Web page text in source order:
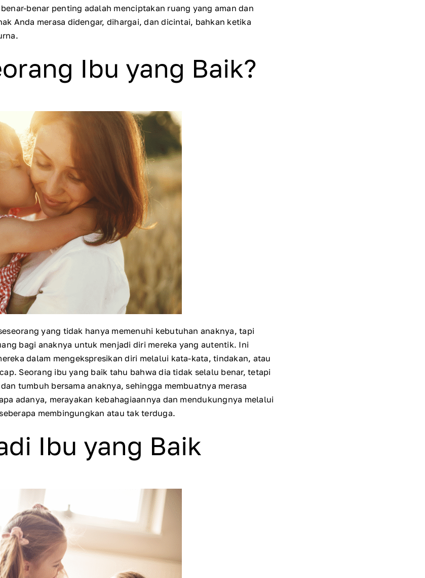
benar penting adalah menciptakan ruang yang aman dan
Anda merasa didengar, dihargai, dan dicintai, bahkan ketika
Ibu yang Baik?
yang tidak hanya memenuhi kebutuhan anaknya, tapi
bagi anaknya untuk menjadi diri mereka yang autentik. Ini
dalam mengekspresikan diri melalui kata-kata, tindakan, atau
Seorang ibu yang baik tahu bahwa dia tidak selalu benar, tetapi
tumbuh bersama anaknya, sehingga membuatnya merasa
adanya, merayakan kebahagiaannya dan mendukungnya melalui
membingungkan atau tak terduga.
Ibu yang Baik